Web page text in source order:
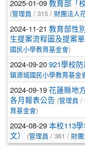
2025-01-09教育部「
(管理員 / 315 / 財團法人
2024-11-21 教育部性
生提案流程圖及提案單
國民小學教育基金會)
2024-09-20921學校
鎮源城國民小學教育基金
2024-09-19花蓮縣地
各月報表公告 (管理員 /
育基金會)
2024-08-29本校113
文）
(管理員 / 361 / 財